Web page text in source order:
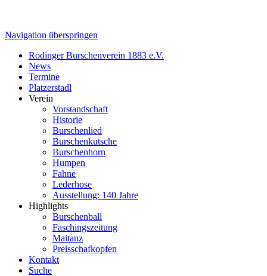
Navigation überspringen
Rodinger Burschenverein 1883 e.V.
News
Termine
Platzerstadl
Verein
Vorstandschaft
Historie
Burschenlied
Burschenkutsche
Burschenhorn
Humpen
Fahne
Lederhose
Ausstellung: 140 Jahre
Highlights
Burschenball
Faschingszeitung
Maitanz
Preisschafkopfen
Kontakt
Suche